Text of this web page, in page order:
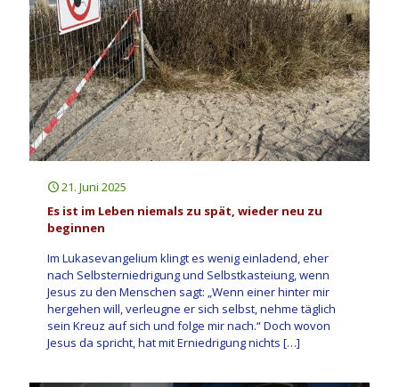
21. Juni 2025
Es ist im Leben niemals zu spät, wieder neu zu
beginnen
Im Lukasevangelium klingt es wenig einladend, eher
nach Selbsterniedrigung und Selbstkasteiung, wenn
Jesus zu den Menschen sagt: „Wenn einer hinter mir
hergehen will, verleugne er sich selbst, nehme täglich
sein Kreuz auf sich und folge mir nach.“ Doch wovon
Jesus da spricht, hat mit Erniedrigung nichts […]